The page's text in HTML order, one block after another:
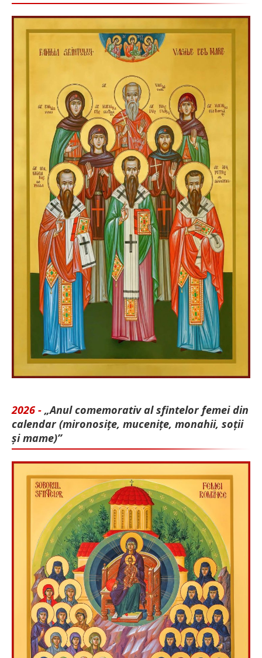
2026 - „Anul comemorativ al sfintelor femei din
calendar (mironosițe, mu­cenițe, monahii, soții
și mame)”